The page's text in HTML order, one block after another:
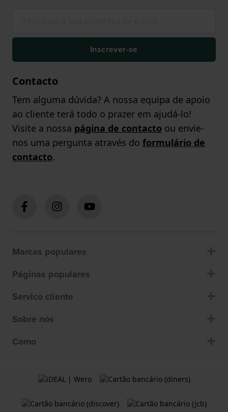
Inscrever-se
Contacto
Tem alguma dúvida? A nossa equipa de apoio
ao cliente terá todo o prazer em ajudá-lo!
Visite a nossa página de contacto ou envie-
nos uma pergunta através do formulário de
contacto.
Marcas populares
Páginas populares
Servico cliente
Sobre nós
Como